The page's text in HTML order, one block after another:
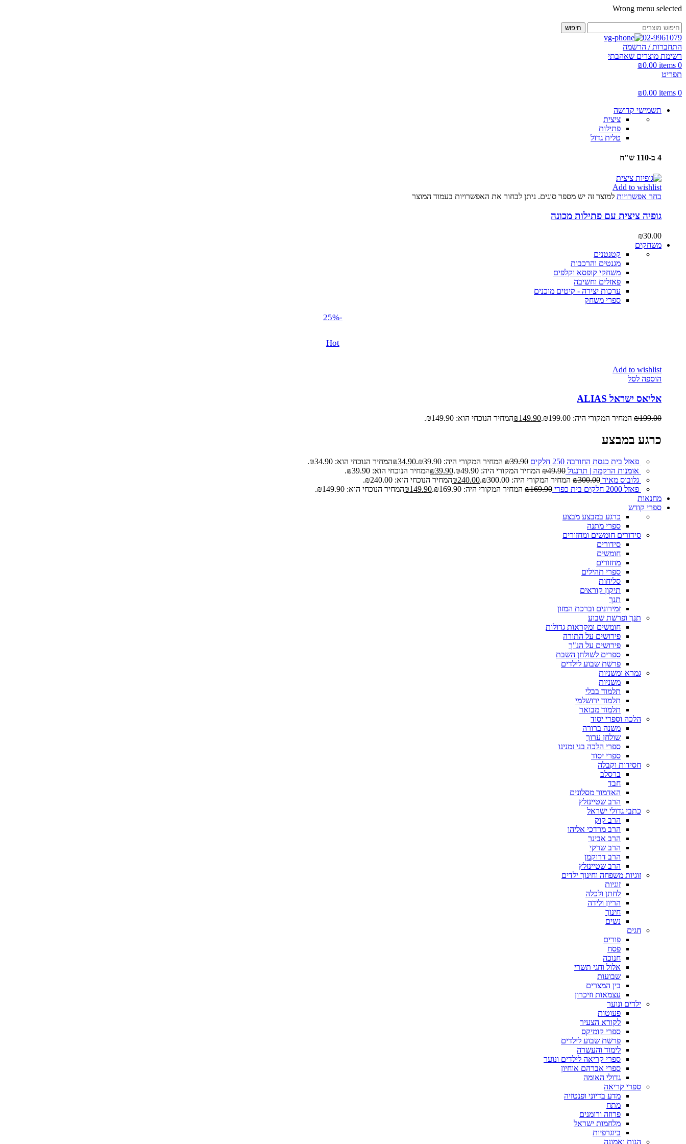
Wrong menu selected
חיפוש
02-9961079
התחברות / הרשמה
רשימת מוצרים שאהבתי
0
items
₪0.00
תפריט
0
items
₪0.00
תשמישי קדושה
ציצית
פתילות
טלית גדול
4 ב-110 ש"ח
Add to wishlist
בחר אפשרויות למוצר זה יש מספר סוגים. ניתן לבחור את האפשרויות בעמוד המוצר
גופיה ציצית עם פתילות מכונה
₪30.00
משחקים
קטנטנים
מגנטים והרכבות
משחקי קופסא וקלפים
פאזלים וחשיבה
ערכות יצירה - קיטים מוכנים
ספרי משחק
-25%
Hot
Add to wishlist
הוספה לסל
אליאס ישראל ALIAS
₪199.00 המחיר המקורי היה: ₪199.00. ₪149.90 המחיר הנוכחי הוא: ₪149.90.
כרגע במבצע
פאזל בית כנסת החורבה 250 חלקים ₪39.90 המחיר המקורי היה: ₪39.90. ₪34.90
המחיר הנוכחי הוא: ₪34.90.
אומנות הרקמה | תרנגול
₪49.90 המחיר המקורי היה: ₪49.90. ₪39.90
המחיר הנוכחי הוא: ₪39.90.
גלובוס מאיר
₪300.00 המחיר המקורי היה: ₪300.00. ₪240.00
המחיר הנוכחי הוא: ₪240.00.
פאזל 2000 חלקים בית כפרי
₪169.90 המחיר המקורי היה: ₪169.90. ₪149.90
המחיר הנוכחי הוא: ₪149.90.
מחנאות
ספרי קודש
כרגע במבצע מבצע
ספרי מתנה
סידורים חומשים ומחזורים
סידורים
חומשים
מחזורים
ספרי תהילים
סליחות
תיקון קוראים
תנך
זמירונים וברכת המזון
תנך ופרשת שבוע
חומשים ומקראות גדולות
פירושים על התורה
פירושים על הנ"ך
ספרים לשולחן השבת
פרשת שבוע לילדים
גמרא ומשניות
משניות
תלמוד בבלי
תלמוד ירושלמי
תלמוד מבואר
הלכה וספרי יסוד
משנה ברורה
שולחן ערוך
ספרי הלכה בני זמנינו
ספרי יסוד
חסידות וקבלה
ברסלב
חבד
האדמור מסלונים
הרב שטיינזלץ
כתבי גדולי ישראל
הרב קוק
הרב מרדכי אליהו
הרב אבינר
הרב שרקי
הרב דרוקמן
הרב שטיינזלץ
זוגיות משפחה וחינוך ילדים
זוגיות
לחתן ולכלה
הריון ולידה
חינוך
נשים
חגים
פורים
פסח
חנוכה
אלול וחגי תשרי
שבועות
בין המצרים
עצמאות וזיכרון
ילדים ונוער
פעוטות
לקורא הצעיר
ספרי קומיקס
פרשת שבוע לילדים
לימוד והעשרה
ספרי קריאה לילדים ונוער
ספרי אברהם אוחיון
גדולי האומה
ספרי קריאה
מדע בדיוני ופנטזיה
מתח
פרוזה ורומנים
מלחמות ישראל
ביוגרפיות
הגות ואמונה